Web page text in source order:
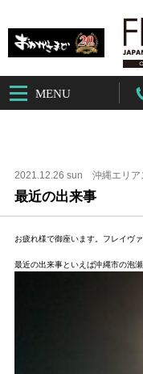
MENU
2021.12.26 sun 沖縄エリ
最近の出来事
お疲れ様で御座います。フレイヴ